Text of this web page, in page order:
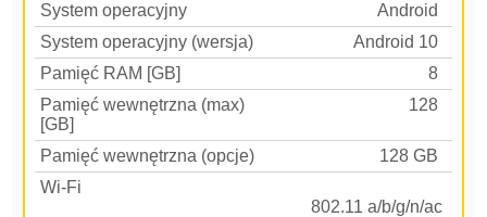
System operacyjny
Android
System operacyjny (wersja)
Android 10
Pamięć RAM [GB]
8
Pamięć wewnętrzna (max)
[GB]
128
Pamięć wewnętrzna (opcje)
128 GB
Wi-Fi
802.11 a/b/g/n/ac